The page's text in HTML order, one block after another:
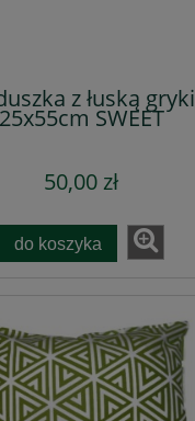
z łuską gryki
SWEET
50,00 zł
do koszyka